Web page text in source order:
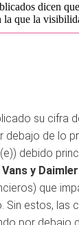
dicen
la que la
su cifra
debajo de lo
debido
Vans y
que
Sin estos, las